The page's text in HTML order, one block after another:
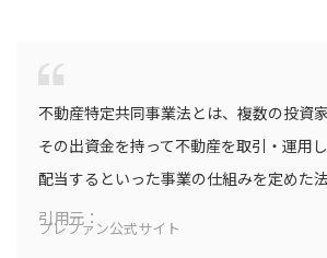
不動産特定共同事業法とは、複数の投資家
その出資金を持って不動産を取引・運用
配当するといった事業の仕組みを定めた
引用元：
プレファン公式サイト